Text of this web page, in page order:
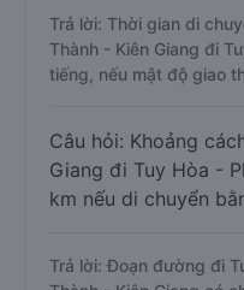
Trả lời: Thời gian di
Thành - Kiên Giang đi
tiếng, nếu mật độ giao
Câu hỏi: Khoảng
Giang đi Tuy Hòa -
km nếu di chuyển
Trả lời: Đoạn đường đi